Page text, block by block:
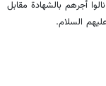
أجرهم بالشهادة مقابل
السلام.